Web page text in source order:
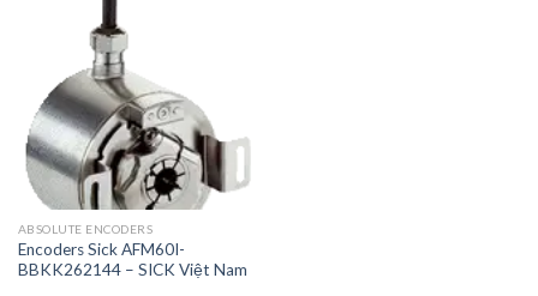
ABSOLUTE ENCODERS
Encoders Sick AFM60I-
BBKK262144 – SICK Việt Nam